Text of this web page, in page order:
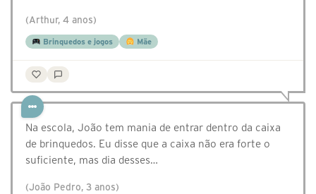
(Arthur, 4 anos)
Brinquedos e jogos Mãe
Na escola, João tem mania de entrar dentro da caixa
de brinquedos. Eu disse que a caixa não era forte o
suficiente, mas dia desses…
(João Pedro, 3 anos)